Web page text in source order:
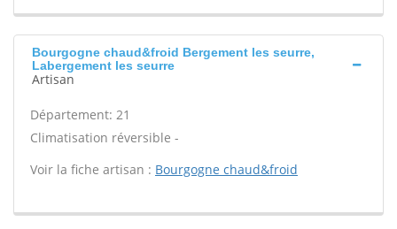
Bourgogne chaud&froid Bergement les seurre,
Labergement les seurre
Artisan
Département: 21
Climatisation réversible -
Voir la fiche artisan : Bourgogne chaud&froid